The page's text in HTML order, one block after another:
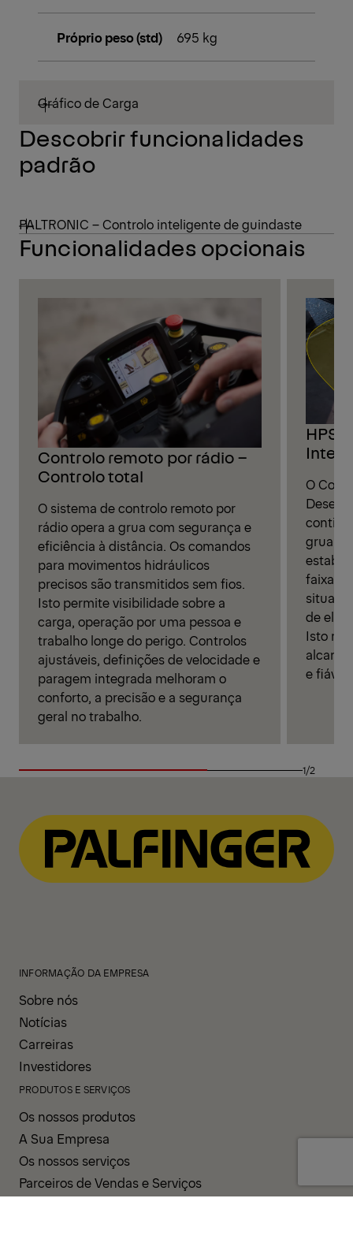
Próprio peso (std) 695 kg
Gráfico de Carga
Descobrir funcionalidades
padrão
PALTRONIC – Controlo inteligente de guindaste
Funcionalidades opcionais
Controlo remoto por rádio –
Controlo total
O sistema de controlo remoto por
rádio opera a grua com segurança e
eficiência à distância. Os comandos
para movimentos hidráulicos
precisos são transmitidos sem fios.
Isto permite visibilidade sobre a
carga, operação por uma pessoa e
trabalho longe do perigo. Controlos
ajustáveis, definições de velocidade e
paragem integrada melhoram o
conforto, a precisão e a segurança
geral no trabalho.
O
grua
faixa
de
Isto
e
1/2
INFORMAÇÃO DA EMPRESA
Sobre nós
Notícias
Carreiras
Investidores
PRODUTOS E SERVIÇOS
Os nossos produtos
A Sua Empresa
Os nossos serviços
Parceiros de Vendas e Serviços